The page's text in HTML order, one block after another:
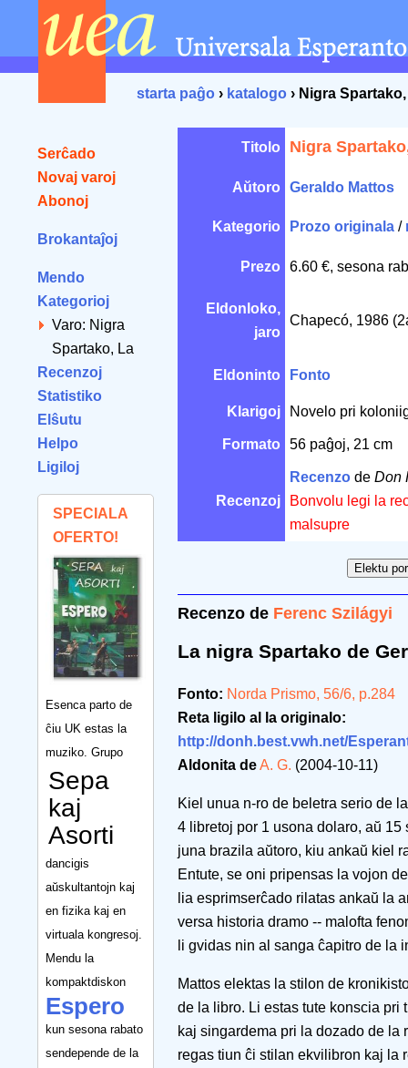
starta paĝo › katalogo › Nigra
Serĉado
Novaj varoj
Abonoj
Brokantaĵoj
Mendo
Kategorioj
Varo: Nigra
Spartako, La
Recenzoj
Statistiko
Elŝutu
Helpo
Ligiloj
SPECIALA
OFERTO!
Esenca parto de
ĉiu UK estas la
muziko. Grupo
Sepa
kaj
Asorti
dancigis
aŭskultantojn kaj
en fizika kaj en
virtuala kongresoj.
Mendu la
kompaktdiskon
Espero
kun sesona rabato
sendepende de la
Titolo Nigra
Aŭtoro Geraldo Mattos
Kategorio Prozo originala /
Prezo 6.60 €, sesona
Eldonloko,
jaro
Chapecó, 1986
Eldoninto Fonto
Klarigoj Novelo pri
Formato 56 paĝoj, 21 cm
Recenzoj
Recenzo de Don
Bonvolu legi la
malsupre
Recenzo de Ferenc Szilágyi
La nigra Spartako de
Fonto: Norda Prismo, 56/6, p.284
Reta ligilo al la originalo:
http://donh.best.vwh.net/
Aldonita deA. G. (2004-10-11)
Kiel unua n-ro de beletra serio de
4 libretoj por 1 usona dolaro, aŭ
juna brazila aŭtoro, kiu ankaŭ kiel
Entute, se oni pripensas la vojon
lia esprimserĉado rilatas ankaŭ la
versa historia dramo -- malofta
li gvidas nin al sanga ĉapitro de la
Mattos elektas la stilon de
de la libro. Li estas tute konscia pri
kaj singardema pri la dozado de la
regas tiun ĉi stilan ekvilibron kaj la